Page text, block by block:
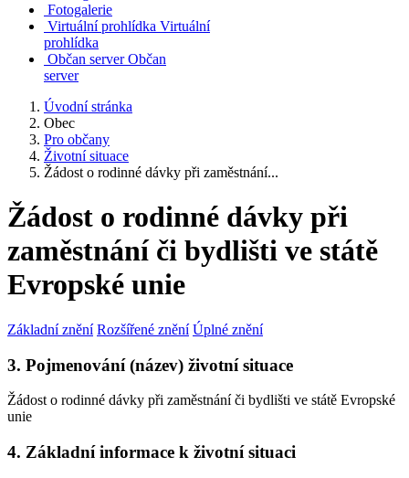
Fotogalerie
Virtuální prohlídka Virtuální
prohlídka
Občan server Občan
server
Úvodní stránka
Obec
Pro občany
Životní situace
Žádost o rodinné dávky při zaměstnání...
Žádost o rodinné dávky při
zaměstnání či bydlišti ve státě
Evropské unie
Základní znění Rozšířené znění Úplné znění
3. Pojmenování (název) životní situace
Žádost o rodinné dávky při zaměstnání či bydlišti ve státě Evropské
unie
4. Základní informace k životní situaci